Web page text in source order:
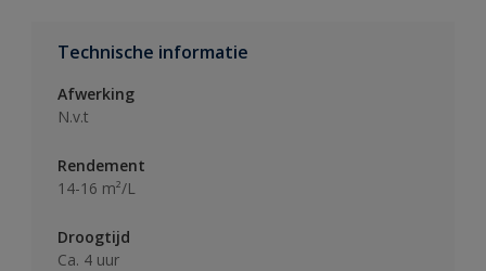
Technische informatie
Afwerking
N.v.t
Rendement
14-16 m²/L
Droogtijd
Ca. 4 uur